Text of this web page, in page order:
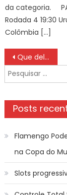
da categoria.
Rodada 4 19:30
Colômbia […]
de
Post
Que delícia ver o refinadíssimo Flamengo enfiar ‘oito’
Pesquisar
por:
Posts
Flamengo
na Copa do
Slots